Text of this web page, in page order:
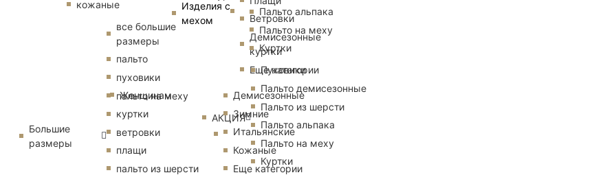
Женщинам
Изделия с
мехом
Ветровки
Демисезонные
куртки
Еще категории
Демисезонные
Зимние
Итальянские
Кожаные
Еще категории
кожаные
Большие
размеры
все большие
размеры
пальто
пуховики
пальто на меху
куртки
ветровки
плащи
пальто из шерсти
Пальто альпака
Пальто на меху
Куртки
АКЦИЯ
Пуховики
Пальто демисезонные
Пальто из шерсти
Пальто альпака
Пальто на меху
Куртки